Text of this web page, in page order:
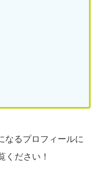
なるプロフィールに
ください！